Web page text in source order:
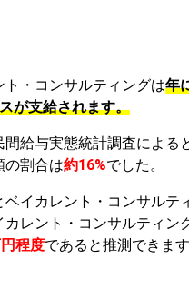
ト・コンサルティングは年
が支給されます。
間給与実態統計調査による
の割合は約16%でした。
ベイカレント・コンサルテ
カレント・コンサルティン
程度であると推測できます